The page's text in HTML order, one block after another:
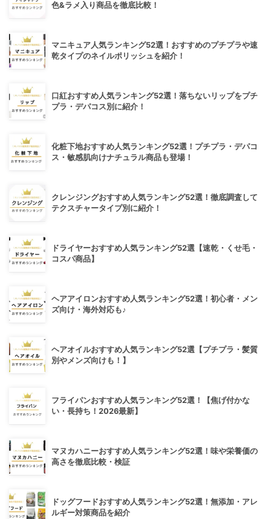
色&ラメ入り商品を徹底比較！
マニキュア人気ランキング52選！おすすめのプチプラや速
乾タイプのネイルポリッシュを紹介！
口紅おすすめ人気ランキング52選！落ちないリップをプチ
プラ・デパコス別に紹介！
化粧下地おすすめ人気ランキング52選！プチプラ・デパコ
ス・敏感肌向けナチュラル商品も登場！
クレンジングおすすめ人気ランキング52選！徹底調査して
テクスチャータイプ別に紹介！
ドライヤーおすすめ人気ランキング52選【速乾・くせ毛・
コスパ商品】
ヘアアイロンおすすめ人気ランキング52選！初心者・メン
ズ向け・海外対応も♪
ヘアオイルおすすめ人気ランキング52選【プチプラ・髪質
別やメンズ向けも！】
フライパンおすすめ人気ランキング52選！【焦げ付かな
い・長持ち！2026最新】
マヌカハニーおすすめ人気ランキング52選！味や栄養価の
高さを徹底比較・検証
ドッグフードおすすめ人気ランキング52選！無添加・アレ
ルギー対策商品を紹介